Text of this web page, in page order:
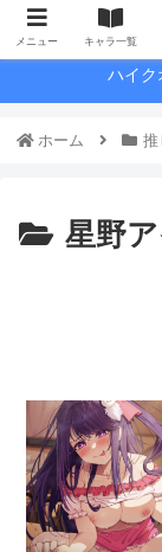
ハイク
ホーム 推
星野
メニュー キャラ一覧